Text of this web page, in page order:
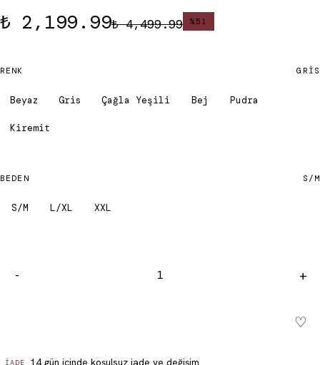
₺ 2,199.99₺ 4,499.99
RENK GRIS
Beyaz Gris Çağla Yeşili Bej Pudra
Kiremit
BEDEN S/M
S/M L/XL XXL
+
♡
İADE 14 gün içinde koşulsuz iade ve değişim